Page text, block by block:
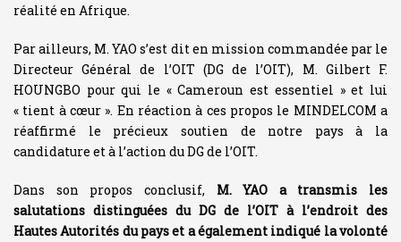
réalité en Afrique.
Par ailleurs, M. YAO s’est dit en mission commandée par le
Directeur Général de l’OIT (DG de l’OIT), M. Gilbert F.
HOUNGBO pour qui le « Cameroun est essentiel » et lui
« tient à cœur ». En réaction à ces propos le MINDELCOM a
réaffirmé le précieux soutien de notre pays à la
candidature et à l’action du DG de l’OIT.
Dans son propos conclusif, M. YAO a transmis les
salutations distinguées du DG de l’OIT à l’endroit des
Hautes Autorités du pays et a également indiqué la volonté